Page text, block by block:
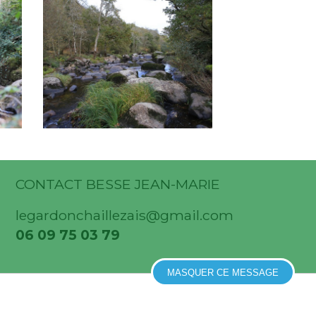
MASQUER CE MESSAGE
CONTACT BESSE JEAN-MARIE
legardonchaillezais@gmail.com
06 09 75 03 79
| Fédération Pêche vendée © 2019 |